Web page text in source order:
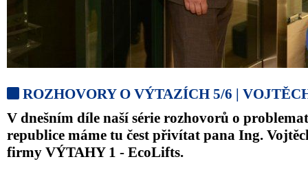
ROZHOVORY O VÝTAZÍCH 5/6 |
V dnešním díle naší série rozhovorů o
republice máme tu čest přivítat pana Ing.
firmy VÝTAHY 1 - EcoLifts.